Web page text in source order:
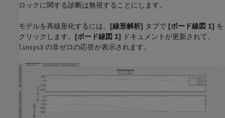
ロックに関する診断は無視することにします。
モデルを再線形化するには、 [線形解析] タブで [ボード線図 1] を
クリックします。 [ボード線図 1] ドキュメントが更新されて、
linsys3 の非ゼロの応答が表示されます。